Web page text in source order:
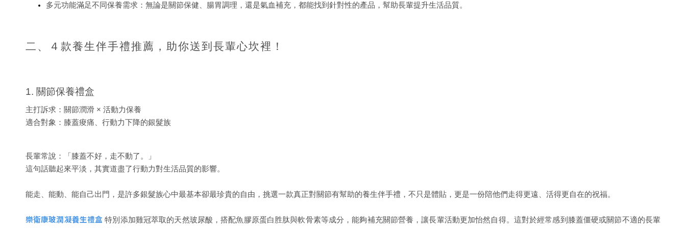
多元功能滿足不同保養需求：無論是關節保健、腸胃調理，還是氣血補充，都能找到針對性的產品，幫助長輩提升生活品質。
二、４款養生伴手禮推薦，助你送到長輩心坎裡！
1. 關節保養禮盒
主打訴求：關節潤滑 × 活動力保養
適合對象：膝蓋痠痛、行動力下降的銀髮族
長輩常說：「膝蓋不好，走不動了。」
這句話聽起來平淡，其實道盡了行動力對生活品質的影響。
能走、能動、能自己出門，是許多銀髮族心中最基本卻最珍貴的自由，挑選一款真正對關節有幫助的養生伴手禮，不只是體貼，更是一份陪他們走得更遠、活得更自在的祝福。
樂衛康玻潤凝養生禮盒 特別添加雞冠萃取的天然玻尿酸，搭配魚膠原蛋白胜肽與軟骨素等成分，能夠補充關節營養，讓長輩活動更加怡然自得。這對於經常感到膝蓋僵硬或關節不適的長輩